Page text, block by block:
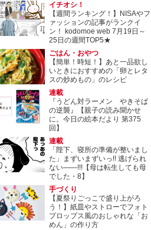
イチオシ！
【週間ランキング！】NISAやフ
ァッションの記事がランクイ
ン！ kodomoe web 7月19日～
25日の週間TOP5★
ごはん・おやつ
【簡単！時短！】あと一品欲し
いときにおすすめの「卵とレタ
スの炒めもの」のレシピ
連載
『うどん対ラーメン やきそば
の逆襲』【親子の読み聞かせ
に。今日の絵本だより 第375
回】
連載
「陛下、寝所の準備が整いまし
た」まずいまずいっ!! 逃げられ
ない――!!!【母は転生しても母
でした・8】
手づくり
【夏祭りごっこで盛り上がろ
う！】紙皿やストローでフォト
プロップス風のおしゃれな「お
めん」の作り方